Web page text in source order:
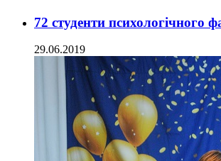
72 студенти психологічного
29.06.2019